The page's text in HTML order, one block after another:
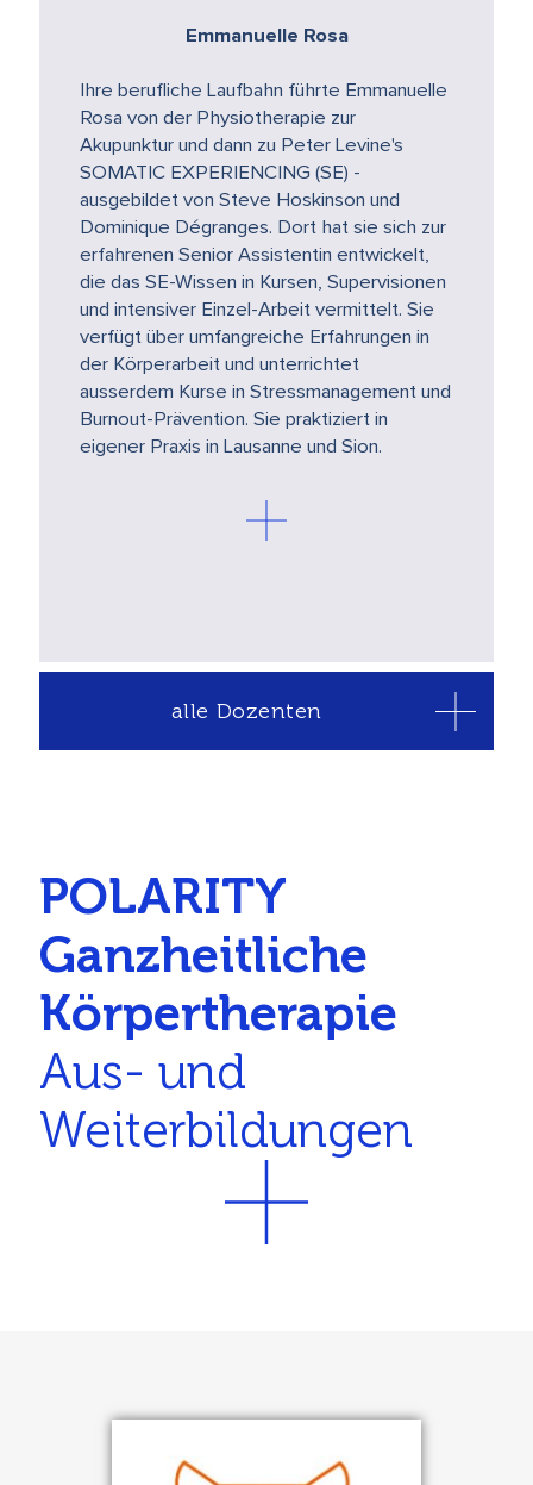
Emmanuelle Rosa
Ihre berufliche Laufbahn führte Emmanuelle
Rosa von der Physiotherapie zur
Akupunktur und dann zu Peter Levine's
SOMATIC EXPERIENCING (SE) -
ausgebildet von Steve Hoskinson und
Dominique Dégranges. Dort hat sie sich zur
erfahrenen Senior Assistentin entwickelt,
die das SE-Wissen in Kursen, Supervisionen
und intensiver Einzel-Arbeit vermittelt. Sie
verfügt über umfangreiche Erfahrungen in
der Körperarbeit und unterrichtet
ausserdem Kurse in Stressmanagement und
Burnout-Prävention. Sie praktiziert in
eigener Praxis in Lausanne und Sion.
Artikel
alle Dozenten
POLARITY
Ganzheitliche
Körpertherapie
Aus- und
Weiterbildungen